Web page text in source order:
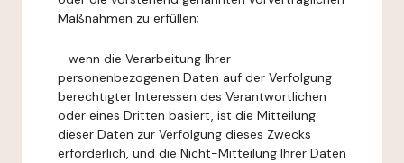
Maßnahmen zu erfüllen;
- wenn die Verarbeitung Ihrer
personenbezogenen Daten auf der Verfolgung
berechtigter Interessen des Verantwortlichen
oder eines Dritten basiert, ist die Mitteilung
dieser Daten zur Verfolgung dieses Zwecks
erforderlich, und die Nicht-Mitteilung Ihrer Daten